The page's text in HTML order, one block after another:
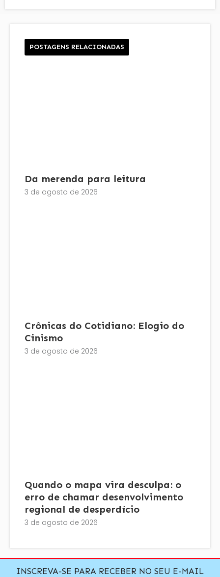
POSTAGENS RELACIONADAS
Da merenda para leitura
3 de agosto de 2026
Crônicas do Cotidiano: Elogio do
Cinismo
3 de agosto de 2026
Quando o mapa vira desculpa: o
erro de chamar desenvolvimento
regional de desperdício
3 de agosto de 2026
INSCREVA-SE PARA RECEBER NO SEU E-MAIL